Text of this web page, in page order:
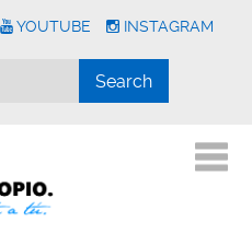
YOUTUBE INSTAGRAM